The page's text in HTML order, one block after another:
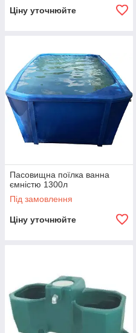
Ціну уточнюйте
Пасовищна поїлка ванна
ємністю 1300л
Під замовлення
Ціну уточнюйте